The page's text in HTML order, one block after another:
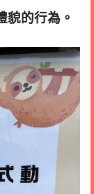
貌的行為。